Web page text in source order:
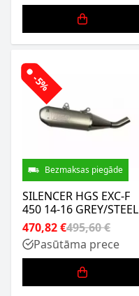
-5%
Bezmaksas piegāde
SILENCER HGS EXC-F
450 14-16 GREY/STEEL
470,82 €495,60 €
Pasūtāma prece